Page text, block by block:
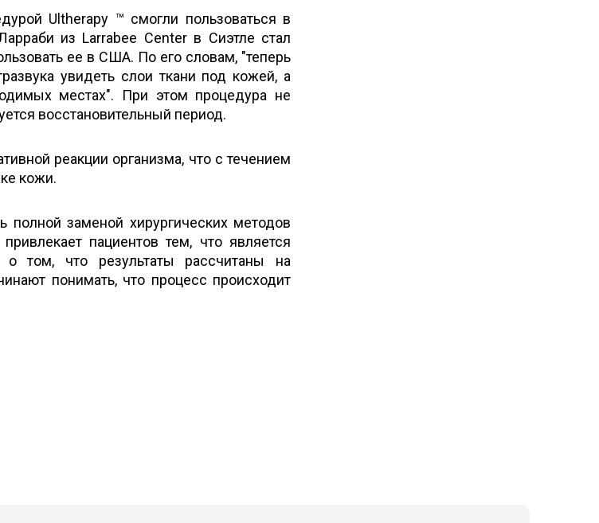
Ultherapy ™ смогли пользоваться в
из Larrabee Center в Сиэтле стал
ее в США. По его словам, "теперь
увидеть слои ткани под кожей, а
местах". При этом процедура не
восстановительный период.
реакции организма, что с течением
кожи.
заменой хирургических методов
пациентов тем, что является
том, что результаты рассчитаны на
понимать, что процесс происходит